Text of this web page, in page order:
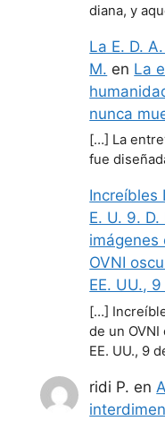
diana, y
La E. D.
M. en La
nunca
[…] La
fue
Increíbles
E. U. 9.
imágenes
OVNI
EE. UU.,
[…]
de un
EE. UU., 9
ridi P. en